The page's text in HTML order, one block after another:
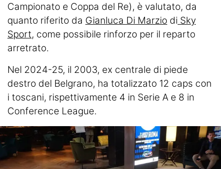
Campionato e Coppa del Re), è valutato, da
quanto riferito da Gianluca Di Marzio di Sky
Sport, come possibile rinforzo per il reparto
arretrato.
Nel 2024-25, il 2003, ex centrale di piede
destro del Belgrano, ha totalizzato 12 caps con
i toscani, rispettivamente 4 in Serie A e 8 in
Conference League.